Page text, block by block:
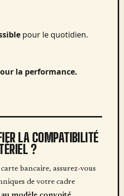
pour le quotidien.
la performance.
LA COMPATIBILITÉ
?
bancaire, assurez-vous
de votre cadre